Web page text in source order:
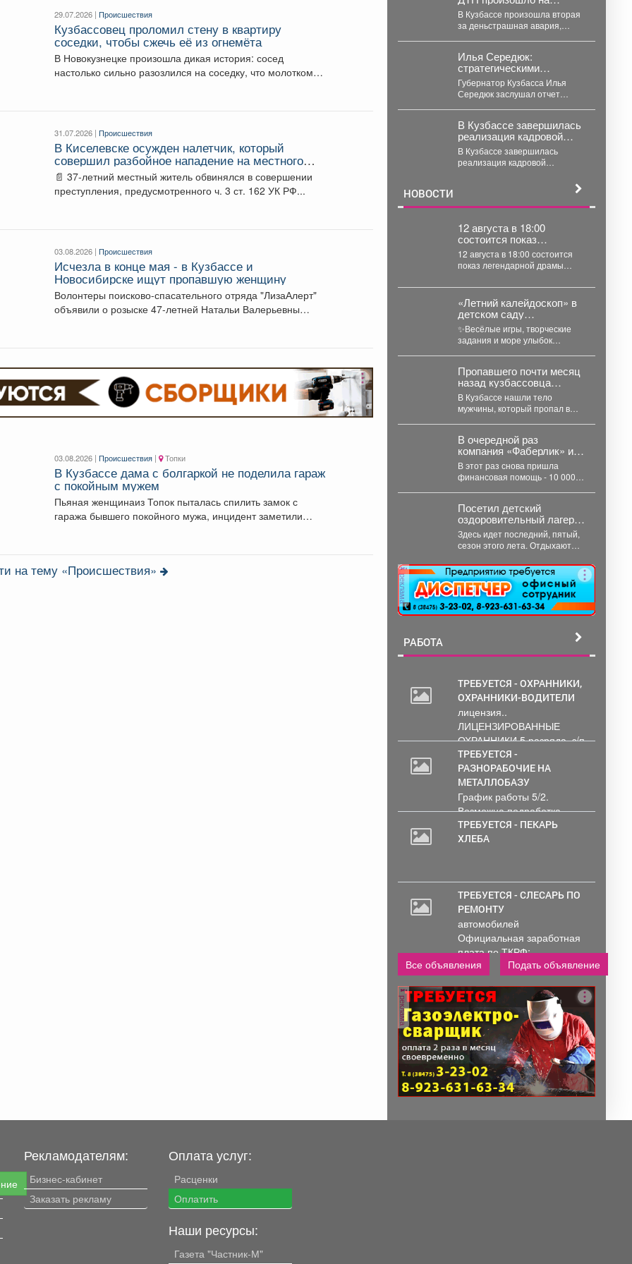
29.07.2026 |Происшествия
Кузбассовец проломил стену в квартиру
соседки, чтобы сжечь её из огнемёта
В Новокузнецке произошла дикая история: сосед
настолько сильно разозлился на соседку, что молотком
31.07.2026 |Происшествия
В Киселевске осужден налетчик, который
совершил разбойное нападение на местного
жителя
📄 37-летний местный житель обвинялся в совершении
преступления, предусмотренного ч. 3 ст. 162 УК РФ...
03.08.2026 |Происшествия
Исчезла в конце мая - в Кузбассе и
Новосибирске ищут пропавшую женщину
Волонтеры поисково-спасательного отряда "ЛизаАлерт"
объявили о розыске 47-летней Натальи Валерьевны
03.08.2026 |Происшествия | Топки
В Кузбассе дама с болгаркой не поделила гараж
с покойным мужем
Пьяная женщинаиз Топок пыталась спилить замок с
гаража бывшего покойного мужа, инцидент заметили
на тему «Происшествия»
кемеровской трассе –
машины всмятку
В Кузбассе произошла вторая
за деньстрашная авария,
Илья Середюк:
стратегическими
задачами развития
Новокузнецка должны
стать жилищное
строительство, комфорт
и безопасность горожан
Губернатор Кузбасса Илья
Середюк заслушал отчет
экономическом развитии
города в...
В Кузбассе завершилась
реализация кадровой
программы «СВОи Герои.
В Кузбассе завершилась
реализация кадровой
ветеранов специальной...
НОВОСТИ
12 августа в 18:00
состоится показ
легендарной драмы
«Мужики!.
12 августа в 18:00 состоится
показ легендарной драмы
Искры Бабич. Фильм,...
«Летний калейдоскоп» в
детском саду
«Светлячок»
✨Весёлые игры, творческие
задания и море улыбок
Кто принял...
Пропавшего почти месяц
назад кузбассовца
нашли мёртвым
В Кузбассе нашли тело
мужчины, который пропал в
В очередной раз
компания «Фаберлик» и
Алена Кемаева помогают
нашим хвостикам!
В этот раз снова пришла
финансовая помощь - 10 000
Посетил детский
оздоровительный лагерь
«Звездочка».
Здесь идет последний, пятый,
сезон этого лета. Отдыхают
использует каждый день...
реклама
РАБОТА
ТРЕБУЕТСЯ - ОХРАННИКИ,
ОХРАННИКИ-ВОДИТЕЛИ
лицензия..
ЛИЦЕНЗИРОВАННЫЕ
ОХРАННИКИ 5 разряда, з/п
от 33000 руб. 6...
ТРЕБУЕТСЯ -
РАЗНОРАБОЧИЕ НА
МЕТАЛЛОБАЗУ
График работы 5/2.
Возможна подработка..
ТРЕБУЕТСЯ - ПЕКАРЬ
ХЛЕБА
ТРЕБУЕТСЯ - СЛЕСАРЬ ПО
РЕМОНТУ
автомобилей
Официальная заработная
плата по ТКРФ;
социальные гарантии и
уверенность в...
Все объявления Подать объявление
реклама
Рекламодателям:
Бизнес-кабинет
Заказать рекламу
Оплата услуг:
Расценки
Оплатить
Наши ресурсы:
Газета "Частник-М"